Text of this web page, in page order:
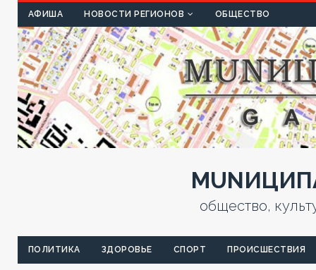
АФИША НОВОСТИ РЕГИОНОВ ОБЩЕСТВО
общество,
ПОЛИТИКА ЗДОРОВЬЕ СПОРТ ПРОИСШЕСТВИЯ